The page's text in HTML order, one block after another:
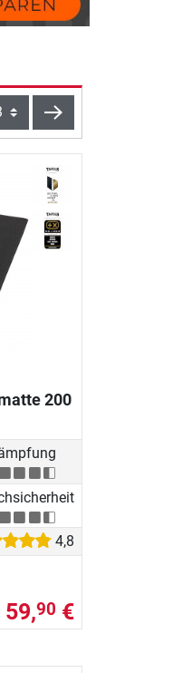
weiter
200
4,8
59,90 €